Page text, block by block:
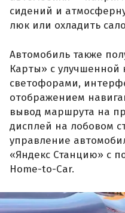
сидений и
люк или охладить
Автомобиль также
Карты» с
светофорами,
отображением
вывод маршрута на
дисплей на лобовом
управление
«Яндекс Станцию» с
Home-to-Car.